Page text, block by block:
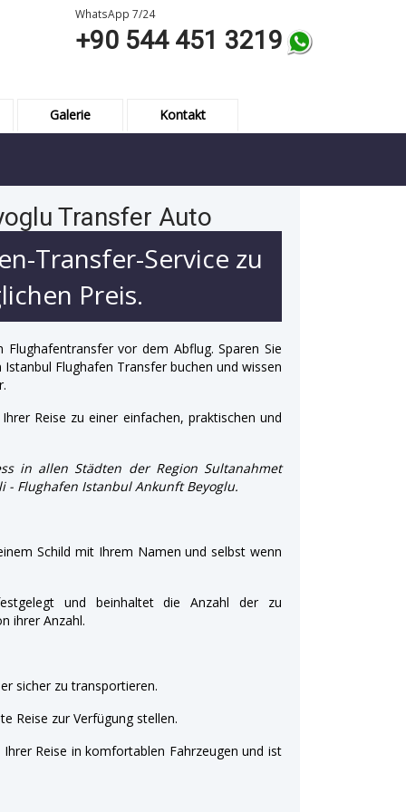
WhatsApp 7/24
+90 544 451 3219
Galerie Kontakt
Transfer Auto
Transfer-Service zu
Preis.
vor dem Abflug. Sparen Sie
Flughafen Transfer buchen und wissen
Reise zu einer einfachen, praktischen und
in allen Städten der Region Sultanahmet
- Flughafen Istanbul Ankunft Beyoglu.
Schild mit Ihrem Namen und selbst wenn
und beinhaltet die Anzahl der zu
ihrer Anzahl.
sicher zu transportieren.
Reise zur Verfügung stellen.
Reise in komfortablen Fahrzeugen und ist